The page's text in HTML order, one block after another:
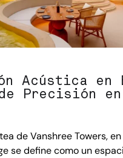
Acústica en
Precisión en
de Vanshree Towers, en
se define como un